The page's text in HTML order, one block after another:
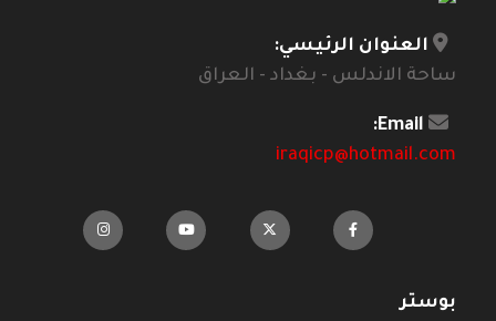
العنوان الرئيسي:
ساحة الاندلس - بغداد - العراق
Email:
iraqicp@hotmail.com
بوستر